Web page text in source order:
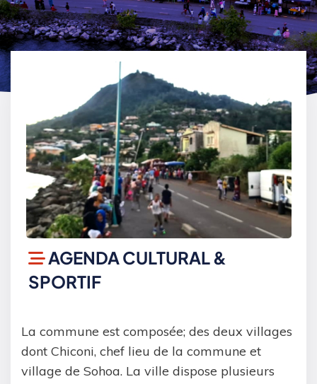
AGENDA CULTURAL &
SPORTIF
La commune est composée; des deux villages
dont Chiconi, chef lieu de la commune et
village de Sohoa. La ville dispose plusieurs